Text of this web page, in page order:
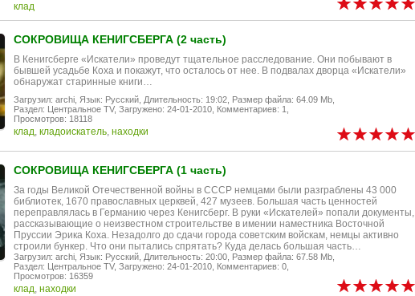
клад
СОКРОВИЩА КЕНИГСБЕРГА (2 часть)
В Кенигсберге «Искатели» проведут тщательное расследование. Они побывают в
бывшей усадьбе Коха и покажут, что осталось от нее. В подвалах дворца «Искатели»
обнаружат старинные книги…
Загрузил: archi, Язык: Русский, Длительность: 19:02, Размер файла: 64.09 Mb,
Раздел: Центральное TV, Загружено: 24-01-2010, Комментариев: 1,
Просмотров: 18118
клад, кладоискатель, находки
СОКРОВИЩА КЕНИГСБЕРГА (1 часть)
За годы Великой Отечественной войны в СССР немцами были разграблены 43 000
библиотек, 1670 православных церквей, 427 музеев. Большая часть ценностей
переправлялась в Германию через Кенигсберг. В руки «Искателей» попали документы,
рассказывающие о неизвестном строительстве в имении наместника Восточной
Пруссии Эрика Коха. Незадолго до сдачи города советским войскам, немцы активно
строили бункер. Что они пытались спрятать? Куда делась большая часть…
Загрузил: archi, Язык: Русский, Длительность: 20:00, Размер файла: 67.58 Mb,
Раздел: Центральное TV, Загружено: 24-01-2010, Комментариев: 0,
Просмотров: 16359
клад, находки